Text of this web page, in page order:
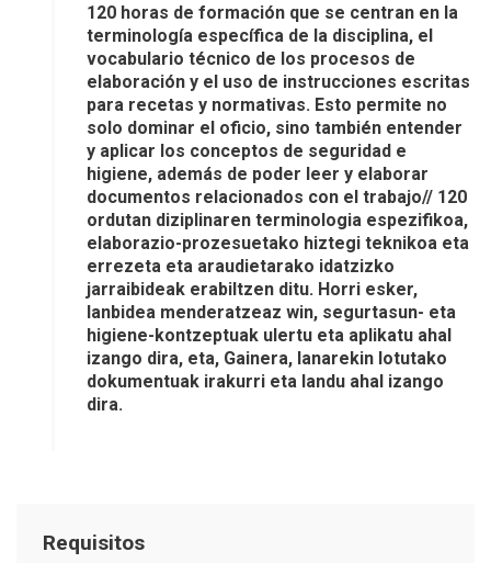
120 horas de formación que se centran en la
terminología específica de la disciplina, el
vocabulario técnico de los procesos de
elaboración y el uso de instrucciones escritas
para recetas y normativas. Esto permite no
solo dominar el oficio, sino también entender
y aplicar los conceptos de seguridad e
higiene, además de poder leer y elaborar
documentos relacionados con el trabajo// 120
ordutan diziplinaren terminologia espezifikoa,
elaborazio-prozesuetako hiztegi teknikoa eta
errezeta eta araudietarako idatzizko
jarraibideak erabiltzen ditu. Horri esker,
lanbidea menderatzeaz win, segurtasun- eta
higiene-kontzeptuak ulertu eta aplikatu ahal
izango dira, eta, Gainera, lanarekin lotutako
dokumentuak irakurri eta landu ahal izango
dira.
Requisitos